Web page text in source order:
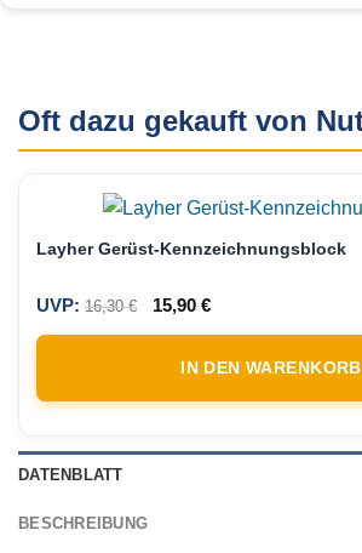
Oft dazu gekauft von
Layher Gerüst-Kennzeichnungsblock
UVP: 16,30€ 15,90 €
IN DEN WARENKORB
DATENBLATT
BESCHREIBUNG